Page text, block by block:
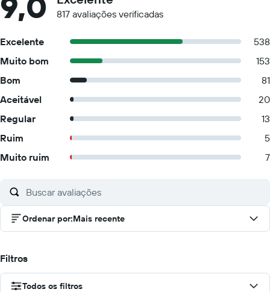
817 avaliações verificadas
Excelente
538
Muito bom
153
Bom
81
Aceitável
20
Regular
13
Ruim
5
Muito ruim
7
Ordenar por:Mais recente
Filtros
Todos os filtros